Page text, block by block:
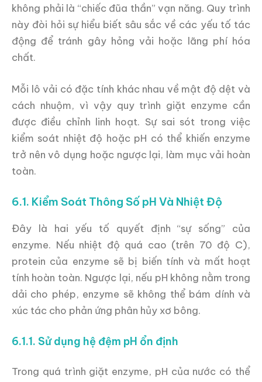
không phải là “chiếc đũa thần” vạn năng. Quy trình
này đòi hỏi sự hiểu biết sâu sắc về các yếu tố tác
động để tránh gây hỏng vải hoặc lãng phí hóa
chất.
Mỗi lô vải có đặc tính khác nhau về mật độ dệt và
cách nhuộm, vì vậy quy trình giặt enzyme cần
được điều chỉnh linh hoạt. Sự sai sót trong việc
kiểm soát nhiệt độ hoặc pH có thể khiến enzyme
trở nên vô dụng hoặc ngược lại, làm mục vải hoàn
toàn.
6.1. Kiểm Soát Thông Số pH Và Nhiệt Độ
Đây là hai yếu tố quyết định “sự sống” của
enzyme. Nếu nhiệt độ quá cao (trên 70 độ C),
protein của enzyme sẽ bị biến tính và mất hoạt
tính hoàn toàn. Ngược lại, nếu pH không nằm trong
dải cho phép, enzyme sẽ không thể bám dính và
xúc tác cho phản ứng phân hủy xơ bông.
6.1.1. Sử dụng hệ đệm pH ổn định
Trong quá trình giặt enzyme, pH của nước có thể